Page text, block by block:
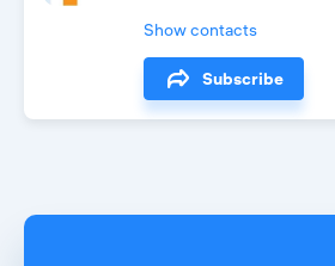
Show contacts
Subscribe